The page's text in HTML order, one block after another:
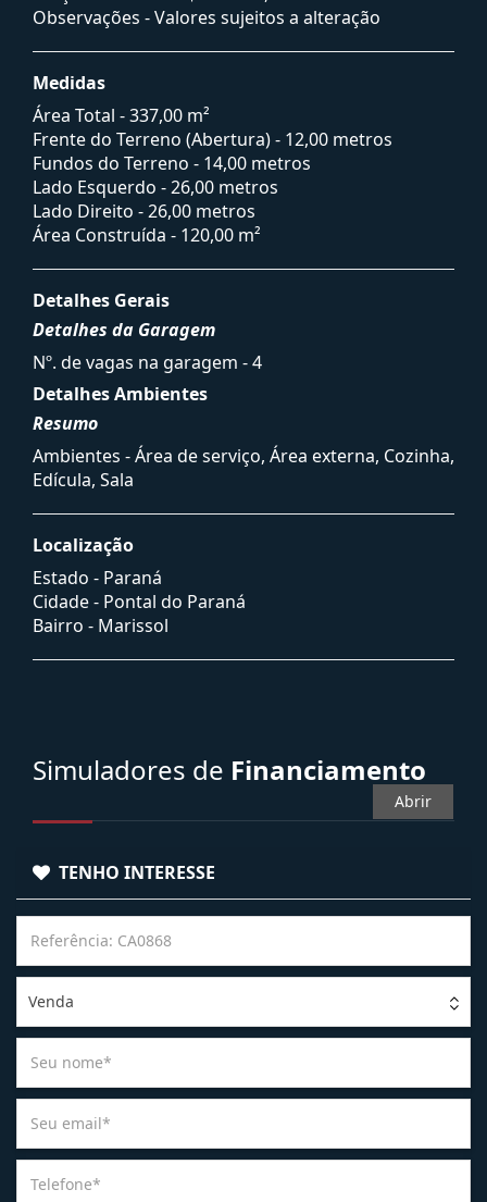
Observações - Valores sujeitos a alteração
Medidas
Área Total - 337,00 m²
Frente do Terreno (Abertura) - 12,00 metros
Fundos do Terreno - 14,00 metros
Lado Esquerdo - 26,00 metros
Lado Direito - 26,00 metros
Área Construída - 120,00 m²
Detalhes Gerais
Detalhes da Garagem
Nº. de vagas na garagem - 4
Detalhes Ambientes
Resumo
Ambientes - Área de serviço, Área externa, Cozinha,
Edícula, Sala
Localização
Estado - Paraná
Cidade - Pontal do Paraná
Bairro - Marissol
Simuladores de Financiamento
Abrir
TENHO INTERESSE
Venda